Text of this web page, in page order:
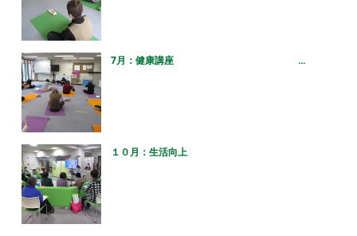
7月：健康講座 ...
１０月：生活向上